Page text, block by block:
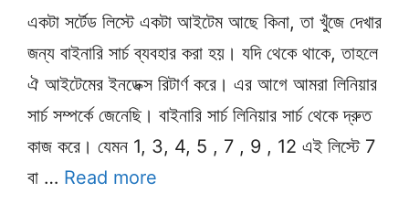
একটা সর্টেড লিস্টে একটা আইটেম আছে কিনা, তা খুঁজে দেখার
জন্য বাইনারি সার্চ ব্যবহার করা হয়। যদি থেকে থাকে, তাহলে
ঐ আইটেমের ইনডেক্স রিটার্ণ করে। এর আগে আমরা লিনিয়ার
সার্চ সম্পর্কে জেনেছি। বাইনারি সার্চ লিনিয়ার সার্চ থেকে দ্রুত
কাজ করে। যেমন 1, 3, 4, 5 , 7 , 9 , 12 এই লিস্টে 7
বা … Read more